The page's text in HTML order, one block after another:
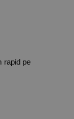
rapid pe